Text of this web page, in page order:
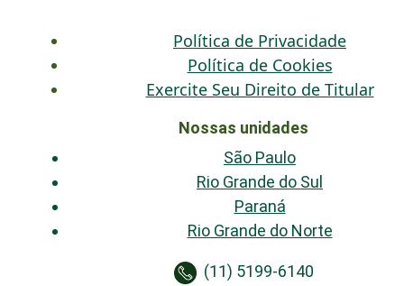
Política de Privacidade
Política de Cookies
Exercite Seu Direito de Titular
Nossas unidades
São Paulo
Rio Grande do Sul
Paraná
Rio Grande do Norte
(11) 5199-6140